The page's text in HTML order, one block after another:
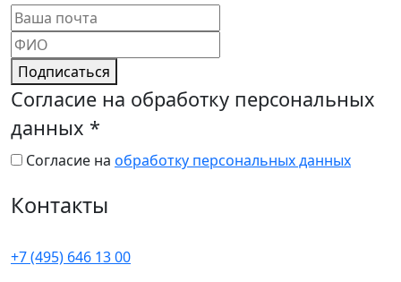
Подписаться
Согласие на обработку персональных
данных *
Согласие на обработку персональных данных
Контакты
+7 (495) 646 13 00